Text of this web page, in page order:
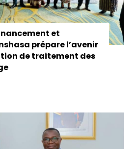
et
prépare l’avenir
de traitement des